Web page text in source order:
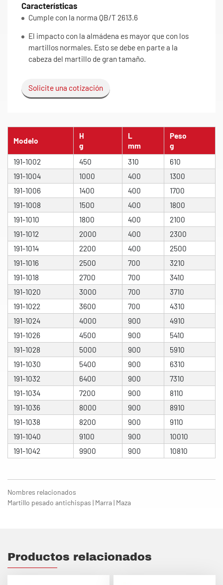
Características
Cumple con la norma QB/T 2613.6
El impacto con la almádena es mayor que con los
martillos normales. Esto se debe en parte a la
cabeza del martillo de gran tamaño.
Solicite una cotización
Modelo
H
g
L
mm
Peso
g
191-1002
450 310
610
191-1004
1000 400
1300
191-1006
1400 400
1700
191-1008
1500 400
1800
191-1010
1800 400
2100
191-1012
2000 400
2300
191-1014
2200 400
2500
191-1016
2500 700
3210
191-1018
2700 700
3410
191-1020
3000 700
3710
191-1022
3600 700
4310
191-1024
4000 900
4910
191-1026
4500 900
5410
191-1028
5000 900
5910
191-1030
5400 900
6310
191-1032
6400 900
7310
191-1034
7200 900
8110
191-1036
8000 900
8910
191-1038
8200 900
9110
191-1040
9100 900
10010
191-1042
9900 900 10810
Nombres relacionados
Martillo pesado antichispas | Marra | Maza
Productos relacionados